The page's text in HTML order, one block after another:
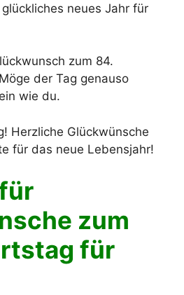
neues Jahr für
zum 84.
der Tag genauso
wie du.
Herzliche Glückwünsche
für das neue Lebensjahr!
zum
für